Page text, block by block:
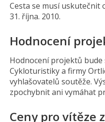
Cesta se musí uskutečnit
31. října. 2010.
Hodnocení
Hodnocení projektů
Cykloturistiky a firmy
vyhlašovatelů soutěže.
zpochybnit ani vymáhat
Ceny pro vítěze